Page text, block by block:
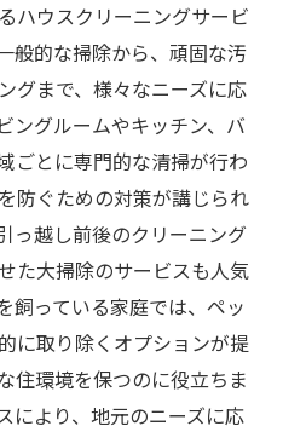
スクリーニングの基礎
が生活に与える影響
ないプロの清掃技術
いる清掃サービスとは
のハウスクリーニング
めの基本的な知識
で使われる主な清掃道
ハウスクリーニングサービ
般的な掃除から、頑固な汚
グまで、様々なニーズに応
ングルームやキッチン、バ
ごとに専門的な清掃が行わ
防ぐための対策が講じられ
っ越し前後のクリーニング
た大掃除のサービスも人気
飼っている家庭では、ペッ
に取り除くオプションが提
住環境を保つのに役立ちま
により、地元のニーズに応